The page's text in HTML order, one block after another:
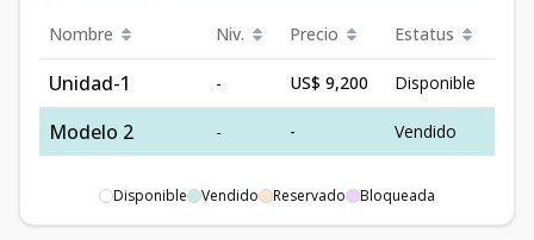
Nombre Niv. Precio Estatus
Unidad-1 - US$ 9,200 Disponible
Modelo 2 - - Vendido
Disponible Vendido Reservado Bloqueada